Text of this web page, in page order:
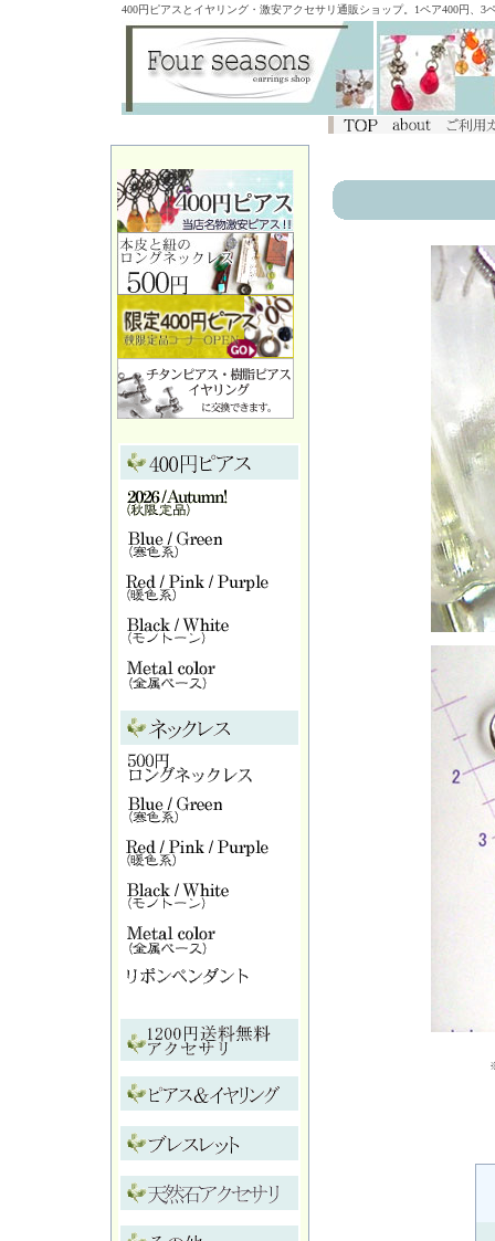
400円ピアスとイヤリング・激安アクセサリ通販ショップ。1ペア400円、